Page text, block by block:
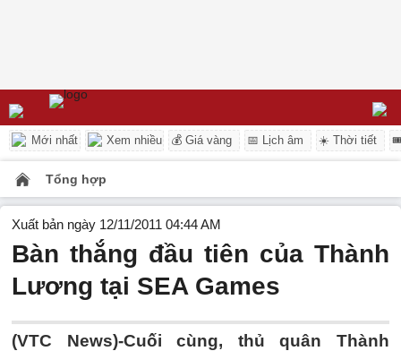
Mới nhất Xem nhiều 💰 Giá vàng 📅 Lịch âm ☀️ Thời tiết
Tổng hợp
Xuất bản ngày 12/11/2011 04:44 AM
Bàn thắng đầu tiên của Thành
Lương tại SEA Games
(VTC News)-Cuối cùng, thủ quân Thành